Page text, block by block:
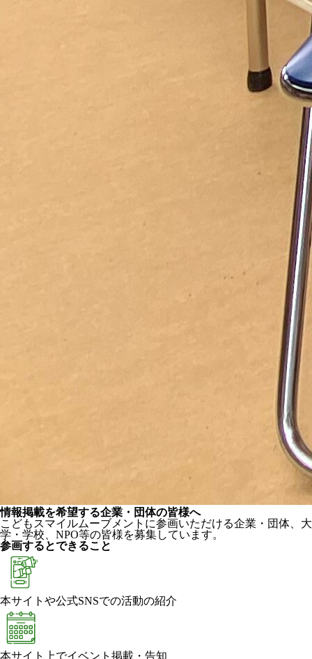
情報掲載を希望する企業・団体の皆様へ
こどもスマイルムーブメントに参画いただける企業・団体、大
学・学校、NPO等の皆様を募集しています。
参画するとできること
本サイトや公式SNSでの活動の紹介
本サイト上でイベント掲載・告知